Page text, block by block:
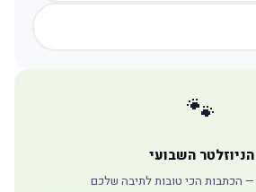
🐾
הניוזלטר השבועי
— הכתבות הכי טובות לתיבה שלכם